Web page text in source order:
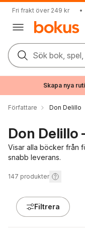
Fri frakt över 249 kr •
Sök bok,
Skapa nya
Författare Don Delillo
Don Delillo
Visar alla böcker från
snabb leverans.
147 produkter
Filtrera